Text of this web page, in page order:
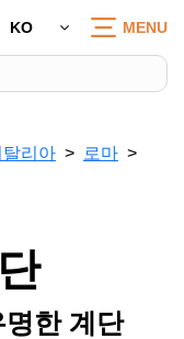
KO MENU
탈리아 로마
한 계단